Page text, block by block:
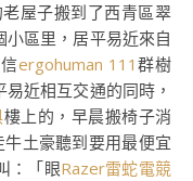
屋子搬到了西青區翠
區里，居平易近來自
ergohuman 111 群樹
近相互交通的同時，
樓上的，早晨搬椅子消
牛土豪聽到要用最便宜
：「眼Razer雷蛇電競